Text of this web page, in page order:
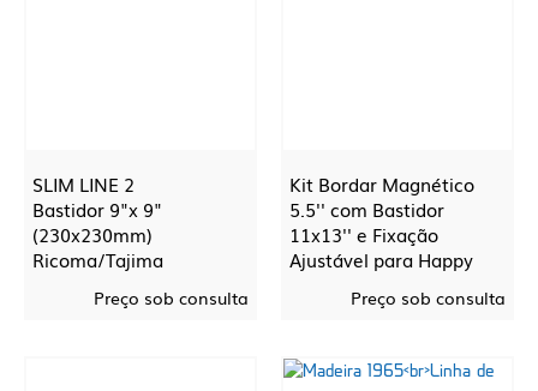
SLIM LINE 2
Bastidor 9"x 9"
(230x230mm)
Ricoma/Tajima
Preço sob consulta
Kit Bordar Magnético
5.5'' com Bastidor
11x13'' e Fixação
Ajustável para Happy
Mighty Hoop
1113
Preço sob consulta